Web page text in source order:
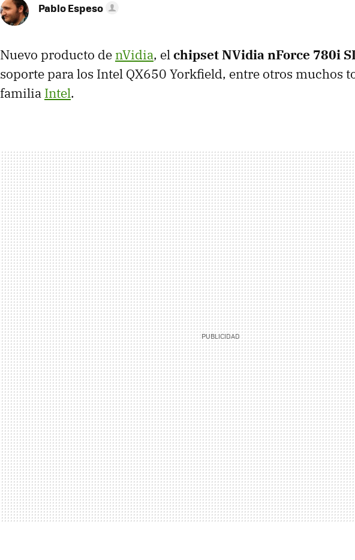
Pablo Espeso
Nuevo producto de nVidia, elchipset NVidia nForce 780i
soporte para los Intel QX650 Yorkfield, entre otros muchos
familia Intel.